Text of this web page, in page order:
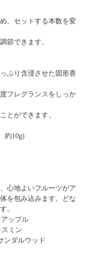
、セットする本数を変
節できます。
ぷり含浸させた固形香
フレグランスをしっか
とができます。
約10g)
心地よいフルーツがア
を包み込みます。どな
。
ップル
ミン
ダルウッド